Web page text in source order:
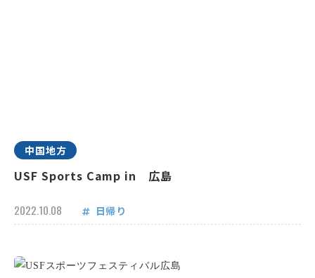
中国地方
USF Sports Camp in 広島
2022.10.08 日帰り